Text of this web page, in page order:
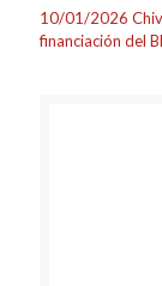
10/01/2026
financiación del